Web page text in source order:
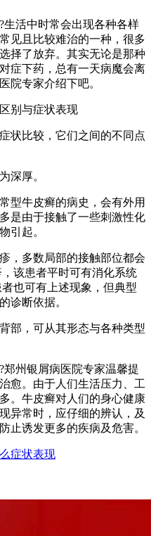
活中时常会出现各种各样
见且比较难治的一种，很多
择了放弃。其实无论是那种
症下药，总有一天病魔会离
院专家介绍下吧。
状比较，它们之间的不同点
深厚。
型牛皮癣的病史，会有外用
是由于接触了一些刺激性化
引起。
，多数局部的接触部位都会
该患者平时可有消化系统
也可有上述现象，但典型
诊断依据。
部，可从其形态与各种类型
州银屑病医院专家温馨提
愈。由于人们生活压力、工
。牛皮癣对人们的身心健康
异常时，应仔细的辨认，及
止诱发更多的疾病及危害。
症状表现